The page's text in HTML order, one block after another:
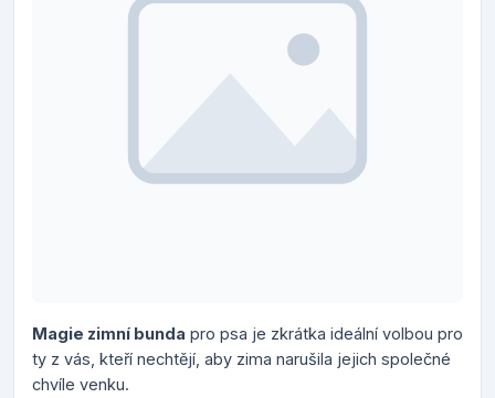
Magie zimní bunda pro psa je zkrátka ideální volbou pro
ty z vás, kteří nechtějí, aby zima narušila jejich společné
chvíle venku.